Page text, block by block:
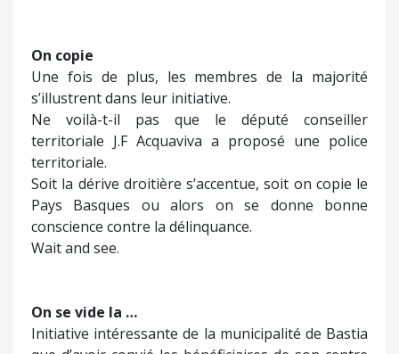
On copie
Une fois de plus, les membres de la majorité
s’illustrent dans leur initiative.
Ne voilà-t-il pas que le député conseiller
territoriale J.F Acquaviva a proposé une police
territoriale.
Soit la dérive droitière s’accentue, soit on copie le
Pays Basques ou alors on se donne bonne
conscience contre la délinquance.
Wait and see.
On se vide la …
Initiative intéressante de la municipalité de Bastia